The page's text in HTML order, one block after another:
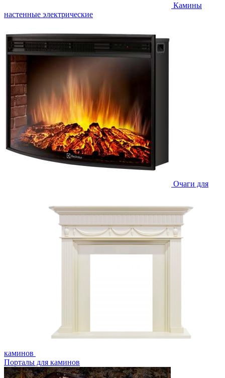
Камины
настенные электрические
Очаги для
каминов
Порталы для каминов